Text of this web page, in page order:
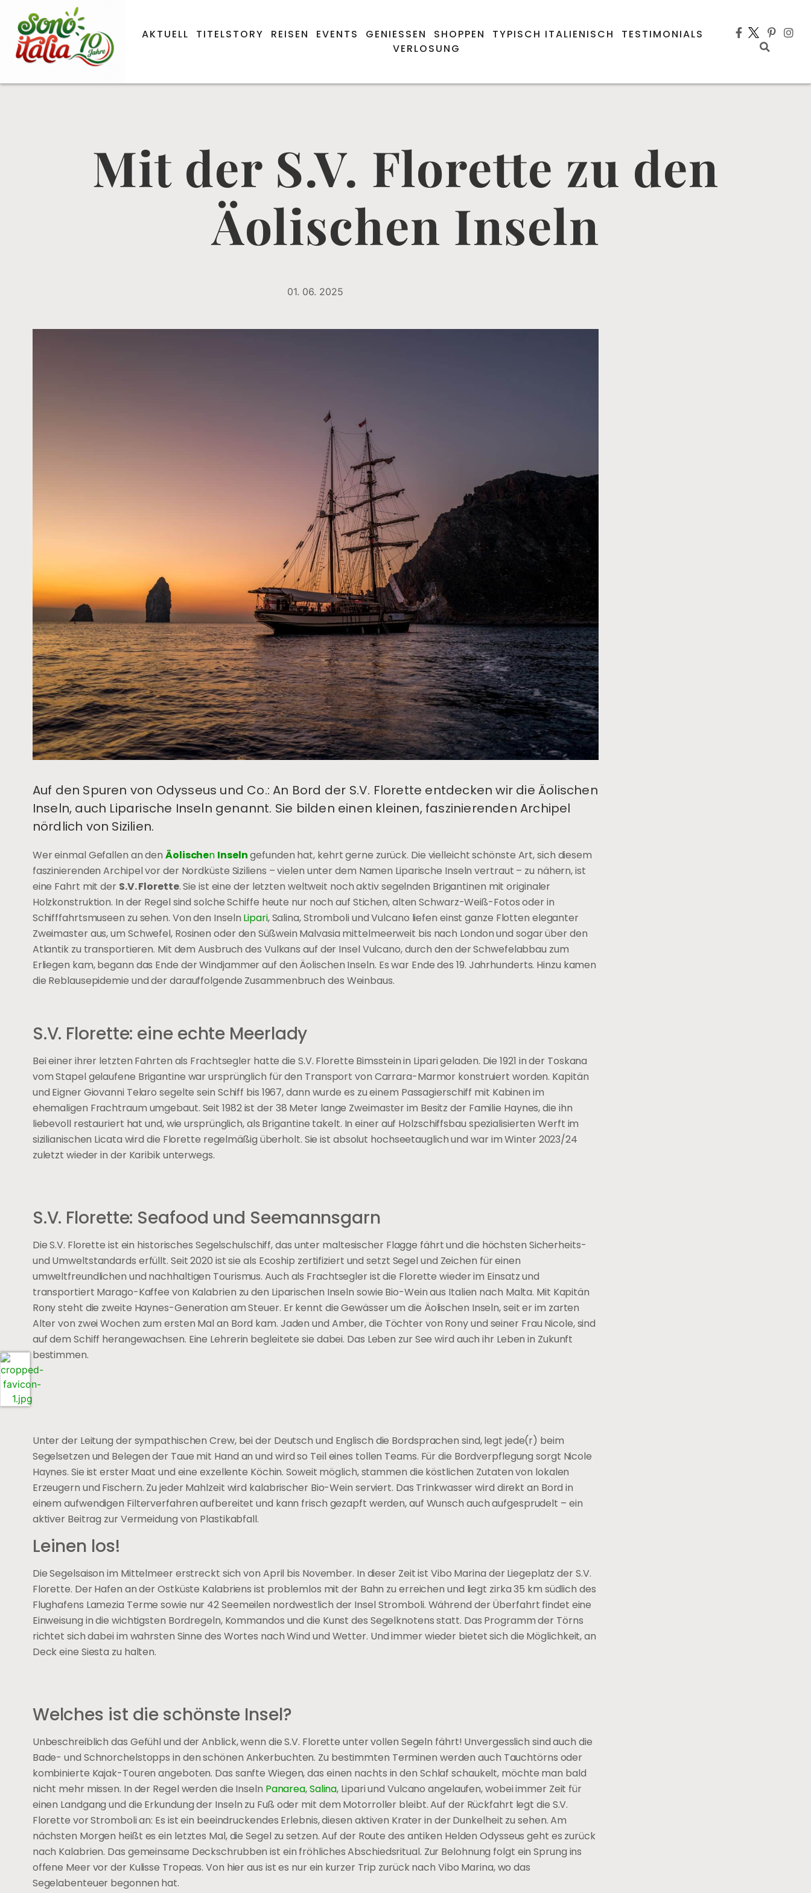
AKTUELL TITELSTORY REISEN EVENTS GENIESSEN SHOPPEN TYPISCH ITALIENISCH
TESTIMONIALS
VERLOSUNG
Mit der S.V. Florette zu den
Äolischen Inseln
01. 06. 2025
Auf den Spuren von Odysseus und Co.: An Bord der S.V. Florette entdecken wir die Äolischen
Inseln, auch Liparische Inseln genannt. Sie bilden einen kleinen, faszinierenden Archipel
nördlich von Sizilien.
Wer einmal Gefallen an denÄolischen Inselngefunden hat, kehrt gerne zurück. Die vielleicht schönste Art, sich diesem
faszinierenden Archipel vor der Nordküste Siziliens – vielen unter dem Namen Liparische Inseln vertraut – zu nähern, ist
eine Fahrt mit der S.V. Florette. Sie ist eine der letzten weltweit noch aktiv segelnden Brigantinen mit originaler
Holzkonstruktion. In der Regel sind solche Schiffe heute nur noch auf Stichen, alten Schwarz-Weiß-Fotos oder in
Schifffahrtsmuseen zu sehen. Von den Inseln Lipari, Salina, Stromboli und Vulcano liefen einst ganze Flotten eleganter
Zweimaster aus, um Schwefel, Rosinen oder den Süßwein Malvasia mittelmeerweit bis nach London und sogar über den
Atlantik zu transportieren. Mit dem Ausbruch des Vulkans auf der Insel Vulcano, durch den der Schwefelabbau zum
Erliegen kam, begann das Ende der Windjammer auf den Äolischen Inseln. Es war Ende des 19. Jahrhunderts. Hinzu kamen
die Reblausepidemie und der darauffolgende Zusammenbruch des Weinbaus.
S.V. Florette: eine echte Meerlady
Bei einer ihrer letzten Fahrten als Frachtsegler hatte die S.V. Florette Bimsstein in Lipari geladen. Die 1921 in der Toskana
vom Stapel gelaufene Brigantine war ursprünglich für den Transport von Carrara-Marmor konstruiert worden. Kapitän
und Eigner Giovanni Telaro segelte sein Schiff bis 1967, dann wurde es zu einem Passagierschiff mit Kabinen im
ehemaligen Frachtraum umgebaut. Seit 1982 ist der 38 Meter lange Zweimaster im Besitz der Familie Haynes, die ihn
liebevoll restauriert hat und, wie ursprünglich, als Brigantine takelt. In einer auf Holzschiffsbau spezialisierten Werft im
sizilianischen Licata wird die Florette regelmäßig überholt. Sie ist absolut hochseetauglich und war im Winter 2023/24
zuletzt wieder in der Karibik unterwegs.
S.V. Florette: Seafood und Seemannsgarn
Die S.V. Florette ist ein historisches Segelschulschiff, das unter maltesischer Flagge fährt und die höchsten Sicherheits-
und Umweltstandards erfüllt. Seit 2020 ist sie als Ecoship zertifiziert und setzt Segel und Zeichen für einen
umweltfreundlichen und nachhaltigen Tourismus. Auch als Frachtsegler ist die Florette wieder im Einsatz und
transportiert Marago-Kaffee von Kalabrien zu den Liparischen Inseln sowie Bio-Wein aus Italien nach Malta. Mit Kapitän
Rony steht die zweite Haynes-Generation am Steuer. Er kennt die Gewässer um die Äolischen Inseln, seit er im zarten
Alter von zwei Wochen zum ersten Mal an Bord kam. Jaden und Amber, die Töchter von Rony und seiner Frau Nicole, sind
auf dem Schiff herangewachsen. Eine Lehrerin begleitete sie dabei. Das Leben zur See wird auch ihr Leben in Zukunft
bestimmen.
Unter der Leitung der sympathischen Crew, bei der Deutsch und Englisch die Bordsprachen sind, legt jede(r) beim
Segelsetzen und Belegen der Taue mit Hand an und wird so Teil eines tollen Teams. Für die Bordverpflegung sorgt Nicole
Haynes. Sie ist erster Maat und eine exzellente Köchin. Soweit möglich, stammen die köstlichen Zutaten von lokalen
Erzeugern und Fischern. Zu jeder Mahlzeit wird kalabrischer Bio-Wein serviert. Das Trinkwasser wird direkt an Bord in
einem aufwendigen Filterverfahren aufbereitet und kann frisch gezapft werden, auf Wunsch auch aufgesprudelt – ein
aktiver Beitrag zur Vermeidung von Plastikabfall.
Leinen los!
Die Segelsaison im Mittelmeer erstreckt sich von April bis November. In dieser Zeit ist Vibo Marina der Liegeplatz der S.V.
Florette. Der Hafen an der Ostküste Kalabriens ist problemlos mit der Bahn zu erreichen und liegt zirka 35 km südlich des
Flughafens Lamezia Terme sowie nur 42 Seemeilen nordwestlich der Insel Stromboli. Während der Überfahrt findet eine
Einweisung in die wichtigsten Bordregeln, Kommandos und die Kunst des Segelknotens statt. Das Programm der Törns
richtet sich dabei im wahrsten Sinne des Wortes nach Wind und Wetter. Und immer wieder bietet sich die Möglichkeit, an
Deck eine Siesta zu halten.
Welches ist die schönste Insel?
Unbeschreiblich das Gefühl und der Anblick, wenn die S.V. Florette unter vollen Segeln fährt! Unvergesslich sind auch die
Bade- und Schnorchelstopps in den schönen Ankerbuchten. Zu bestimmten Terminen werden auch Tauchtörns oder
kombinierte Kajak-Touren angeboten. Das sanfte Wiegen, das einen nachts in den Schlaf schaukelt, möchte man bald
nicht mehr missen. In der Regel werden die Inseln Panarea,Salina, Lipari und Vulcano angelaufen, wobei immer Zeit für
einen Landgang und die Erkundung der Inseln zu Fuß oder mit dem Motorroller bleibt. Auf der Rückfahrt legt die S.V.
Florette vor Stromboli an: Es ist ein beeindruckendes Erlebnis, diesen aktiven Krater in der Dunkelheit zu sehen. Am
nächsten Morgen heißt es ein letztes Mal, die Segel zu setzen. Auf der Route des antiken Helden Odysseus geht es zurück
nach Kalabrien. Das gemeinsame Deckschrubben ist ein fröhliches Abschiedsritual. Zur Belohnung folgt ein Sprung ins
offene Meer vor der Kulisse Tropeas. Von hier aus ist es nur ein kurzer Trip zurück nach Vibo Marina, wo das
Segelabenteuer begonnen hat.